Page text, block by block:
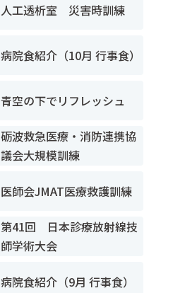
人工透析室 災害時訓練
病院食紹介（10月 行事食）
青空の下でリフレッシュ
砺波救急医療・消防連携協
議会大規模訓練
医師会JMAT医療救護訓練
第41回 日本診療放射線技
師学術大会
病院食紹介（9月 行事食）